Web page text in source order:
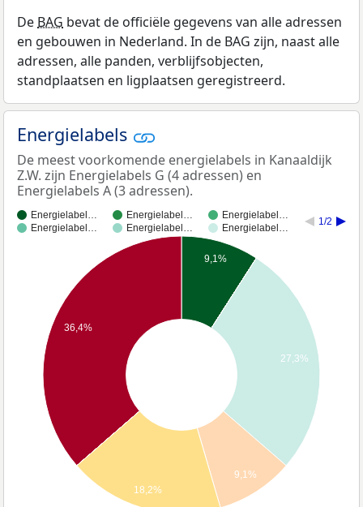
De BAG bevat de officiële gegevens van alle adressen
en gebouwen in Nederland. In de BAG zijn, naast alle
adressen, alle panden, verblijfsobjecten,
standplaatsen en ligplaatsen geregistreerd.
Energielabels
De meest voorkomende energielabels in Kanaaldijk
Z.W. zijn Energielabels G (4 adressen) en
Energielabels A (3 adressen).
Energielabel… Energielabel…
Energielabel…
Energielabel…
Energielabel… Energielabel…
1/2
9,1%
27,3%
9,1%
36,4%
18,2%